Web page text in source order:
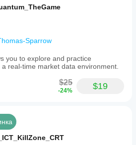
Sparrow
you to explore and practice
real-time market data environment.
$25
-24% $19